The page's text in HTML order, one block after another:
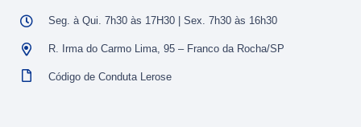
Seg. à Qui. 7h30 às 17H30 | Sex. 7h30 às 16h30
R. Irma do Carmo Lima, 95 – Franco da Rocha/SP
Código de Conduta Lerose